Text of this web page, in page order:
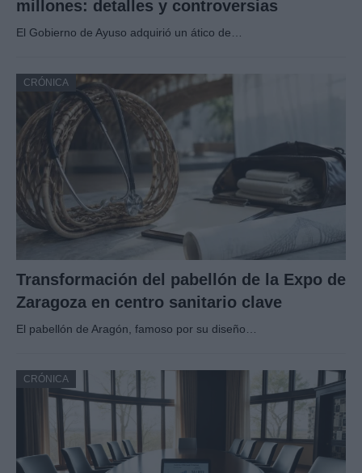
millones: detalles y controversias
El Gobierno de Ayuso adquirió un ático de…
CRÓNICA
Transformación del pabellón de la Expo de
Zaragoza en centro sanitario clave
El pabellón de Aragón, famoso por su diseño…
CRÓNICA